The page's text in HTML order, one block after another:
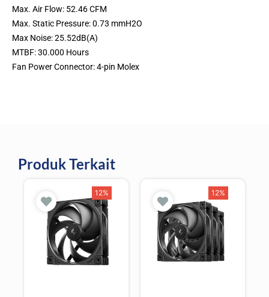
Max. Air Flow: 52.46 CFM
Max. Static Pressure: 0.73 mmH2O
Max Noise: 25.52dB(A)
MTBF: 30.000 Hours
Fan Power Connector: 4-pin Molex
Produk Terkait
12% 12%